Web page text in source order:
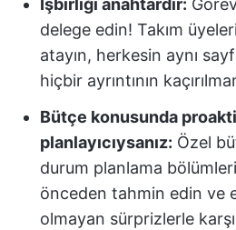
İşbirliği anahtardır:
delege edin! Takım
atayın, herkesin aynı
hiçbir ayrıntının
Bütçe konusunda
planlayıcıysanız: Özel
durum planlama
önceden tahmin edin ve
olmayan sürprizlerle